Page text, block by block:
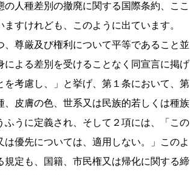
人種差別の撤廃に関する国際条約、ここ
すけれども、このように出ています。
、尊厳及び権利について平等であること並
よる差別を受けることなく同宣言に掲げ
考慮し、」と挙げ、第１条において、第
皮膚の色、世系又は民族的若しくは種族
うに定義され、そして２項には、「この
優先については、適用しない。」このよ
定も、国籍、市民権又は帰化に関する締